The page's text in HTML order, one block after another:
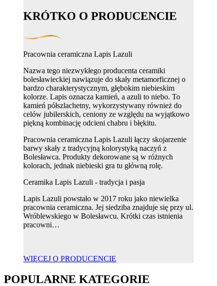
KRÓTKO O PRODUCENCIE
Pracownia ceramiczna Lapis Lazuli
Nazwa tego niezwykłego producenta ceramiki
bolesławieckiej nawiązuje do skały metamorficznej o
bardzo charakterystycznym, głębokim niebieskim
kolorze. Lapis oznacza kamień, a azuli to niebo. To
kamień półszlachetny, wykorzystywany również do
celów jubilerskich, ceniony ze względu na wyjątkowo
piękną kombinację odcieni chabru i błękitu.
Pracownia ceramiczna Lapis Lazuli łączy skojarzenie
barwy skały z tradycyjną kolorystyką naczyń z
Bolesławca. Produkty dekorowane są w różnych
kolorach, jednak niebieski gra tu główną rolę.
Ceramika Lapis Lazuli - tradycja i pasja
Lapis Lazuli powstało w 2017 roku jako niewielka
pracownia ceramiczna. Jej siedziba znajduje się przy ul.
Wróblewskiego w Bolesławcu. Krótki czas istnienia
pracowni…
WIĘCEJ O PRODUCENCIE
POPULARNE KATEGORIE